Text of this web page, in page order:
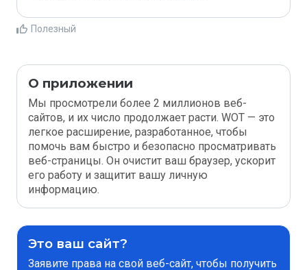
Полезный
О приложении
Мы просмотрели более 2 миллионов веб-
сайтов, и их число продолжает расти. WOT — это
легкое расширение, разработанное, чтобы
помочь вам быстро и безопасно просматривать
веб-страницы. Он очистит ваш браузер, ускорит
его работу и защитит вашу личную
информацию.
Это ваш сайт?
Заявите права на свой веб-сайт, чтобы получить